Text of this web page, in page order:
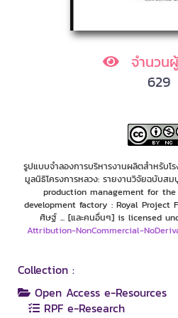
จำนวน
629
รูปแบบจำลองการบริหารงานผลิตสำหรับ
มูลนิธิโครงการหลวง: รายงานวิจัยฉบับ
production management for
development factory : Royal
ศิษฐ์ ... [และคนอื่นๆ] is licensed
Attribution-NonCommercial-
Collection :
Open Access e-Resources
RPF e-Research